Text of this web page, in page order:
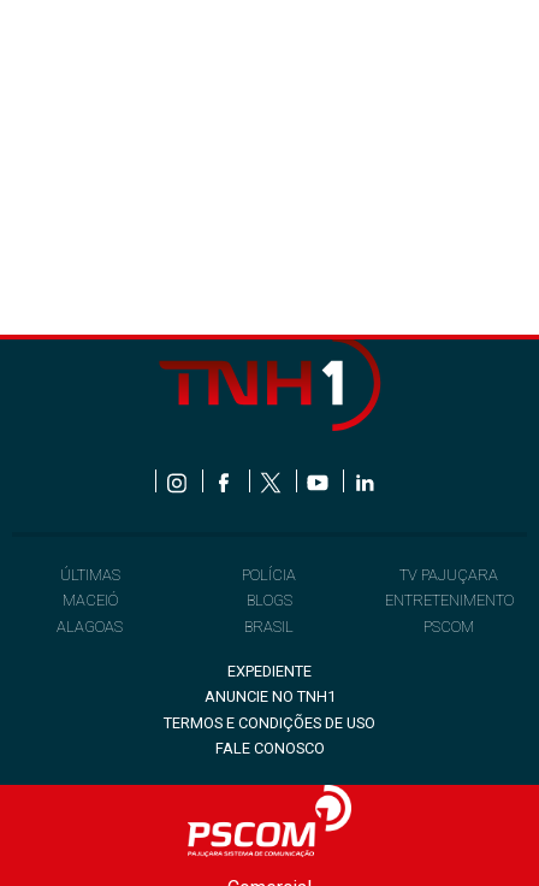
ÚLTIMAS
MACEIÓ
ALAGOAS
POLÍCIA
BLOGS
BRASIL
TV PAJUÇARA
ENTRETENIMENTO
PSCOM
EXPEDIENTE
ANUNCIE NO TNH1
TERMOS E CONDIÇÕES DE USO
FALE CONOSCO